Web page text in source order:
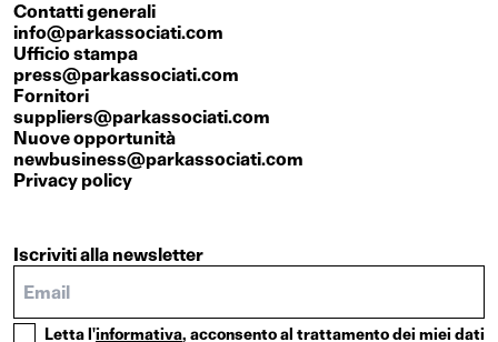
Contatti generali
info@parkassociati.com
Ufficio stampa
press@parkassociati.com
Fornitori
suppliers@parkassociati.com
Nuove opportunità
newbusiness@parkassociati.com
Privacy policy
Iscriviti alla newsletter
Letta l'informativa, acconsento al trattamento dei miei dati